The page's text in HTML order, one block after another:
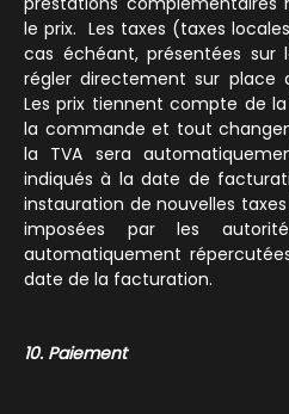
le prix. Les taxes (taxes
cas échéant, présentées
régler directement sur place
Les prix tiennent compte de
la commande et tout
la TVA sera
indiqués à la date de
instauration de nouvelles
imposées par les
automatiquement
date de la facturation.
10. Paiement